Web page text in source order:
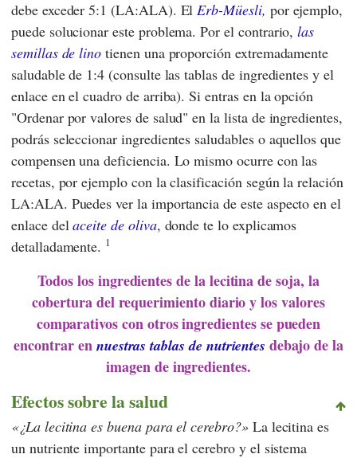
debe exceder 5:1 (LA:ALA). El Erb-Müesli, por ejemplo,
puede solucionar este problema. Por el contrario,las
semillas de lino tienen una proporción extremadamente
saludable de 1:4 (consulte las tablas de ingredientes y el
enlace en el cuadro de arriba). Si entras en la opción
"Ordenar por valores de salud" en la lista de ingredientes,
podrás seleccionar ingredientes saludables o aquellos que
compensen una deficiencia. Lo mismo ocurre con las
recetas, por ejemplo con la clasificación según la relación
LA:ALA. Puedes ver la importancia de este aspecto en el
enlace delaceite de oliva, donde te lo explicamos
detalladamente. 1
Todos los ingredientes de la lecitina de soja, la
cobertura del requerimiento diario y los valores
comparativos con otros ingredientes se pueden
encontrar en nuestras tablas de nutrientes debajo de la
imagen de ingredientes.
Efectos sobre la salud
¿La lecitina es buena para el cerebro? La lecitina es
un nutriente importante para el cerebro y el sistema